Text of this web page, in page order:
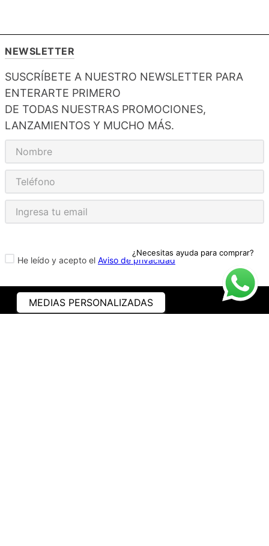
¿Necesitas ayuda para comprar?
NEWSLETTER
SUSCRÍBETE A NUESTRO NEWSLETTER PARA
ENTERARTE PRIMERO
DE TODAS NUESTRAS PROMOCIONES,
LANZAMIENTOS Y MUCHO MÁS.
He leído y acepto el Aviso de privacidad
MEDIAS PERSONALIZADAS